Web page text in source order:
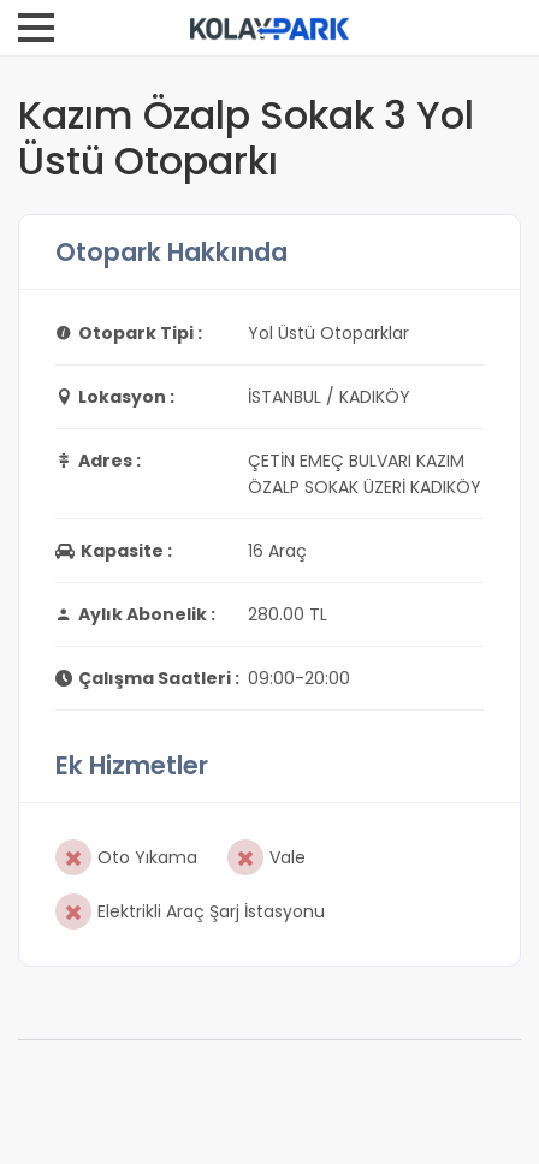
Kazım Özalp Sokak 3 Yol
Üstü Otoparkı
Otopark Hakkında
Otopark Tipi : Yol Üstü Otoparklar
Lokasyon : İSTANBUL / KADIKÖY
Adres :
ÇETİN EMEÇ BULVARI KAZIM
ÖZALP SOKAK ÜZERİ KADIKÖY
Kapasite : 16 Araç
Aylık Abonelik : 280.00 TL
Çalışma Saatleri : 09:00-20:00
Ek Hizmetler
Oto Yıkama Vale
Elektrikli Araç Şarj İstasyonu